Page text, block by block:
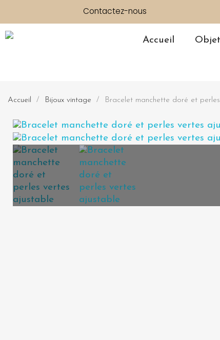
Contactez-nous
Accueil
Accueil Bijoux vintage Bracelet manchette doré et